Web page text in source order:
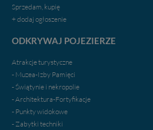
Sprzedam, kupię
+ dodaj ogłoszenie
ODKRYWAJ POJEZIERZE
Atrakcje turystyczne
- Muzea-Izby Pamięci
- Świątynie i nekropolie
- Architektura-Fortyfikacje
- Punkty widokowe
- Zabytki techniki